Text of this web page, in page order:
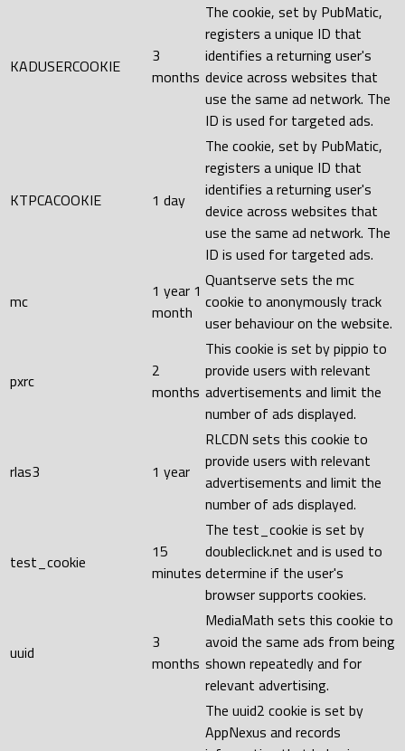
KADUSERCOOKIE
3
months
The cookie, set by PubMatic,
registers a unique ID that
identifies a returning user's
device across websites that
use the same ad network. The
ID is used for targeted ads.
KTPCACOOKIE 1 day
The cookie, set by PubMatic,
registers a unique ID that
identifies a returning user's
device across websites that
use the same ad network. The
ID is used for targeted ads.
mc
1 year 1
month
Quantserve sets the mc
cookie to anonymously track
user behaviour on the website.
pxrc
2
months
This cookie is set by pippio to
provide users with relevant
advertisements and limit the
number of ads displayed.
rlas3 1 year
RLCDN sets this cookie to
provide users with relevant
advertisements and limit the
number of ads displayed.
test_cookie
15
minutes
The test_cookie is set by
doubleclick.net and is used to
determine if the user's
browser supports cookies.
uuid
3
months
MediaMath sets this cookie to
avoid the same ads from being
shown repeatedly and for
relevant advertising.
The uuid2 cookie is set by
AppNexus and records